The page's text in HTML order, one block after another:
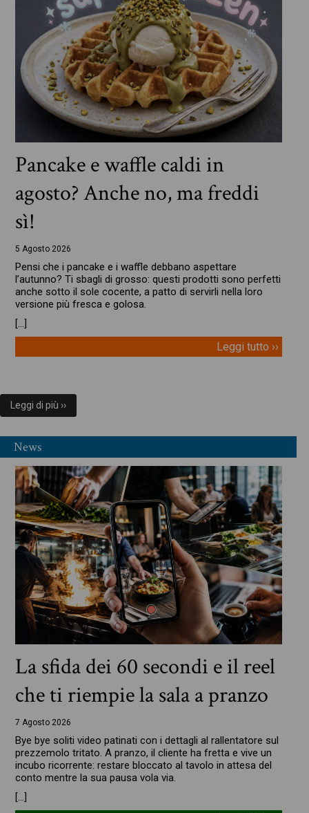
Pancake e waffle caldi in
agosto? Anche no, ma freddi
sì!
5 Agosto 2026
Pensi che i pancake e i waffle debbano aspettare
l’autunno? Ti sbagli di grosso: questi prodotti sono perfetti
anche sotto il sole cocente, a patto di servirli nella loro
versione più fresca e golosa.
[…]
Leggi tutto ››
Leggi di più ››
News
La sfida dei 60 secondi e il reel
che ti riempie la sala a pranzo
7 Agosto 2026
Bye bye soliti video patinati con i dettagli al rallentatore sul
prezzemolo tritato. A pranzo, il cliente ha fretta e vive un
incubo ricorrente: restare bloccato al tavolo in attesa del
conto mentre la sua pausa vola via.
[…]